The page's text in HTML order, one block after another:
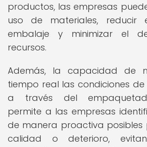
productos, las empresas
uso de materiales, reducir
embalaje y minimizar el
recursos.
Además, la capacidad de
tiempo real las condiciones
a través del
permite a las empresas
de manera proactiva posibles
calidad o deterioro,